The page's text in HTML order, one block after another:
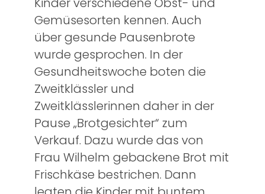
Gemüsesorten kennen. Auch
über gesunde Pausenbrote
wurde gesprochen. In der
Gesundheitswoche boten die
Zweitklässler und
Zweitklässlerinnen daher in der
Pause „Brotgesichter“ zum
Verkauf. Dazu wurde das von
Frau Wilhelm gebackene Brot mit
Frischkäse bestrichen. Dann